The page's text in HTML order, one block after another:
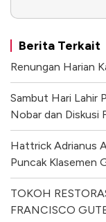
Berita Terkait
Renungan Harian
Sambut Hari Lahir
Nobar dan Diskusi
Hattrick Adrianus
Puncak Klasemen
TOKOH
FRANCISCO